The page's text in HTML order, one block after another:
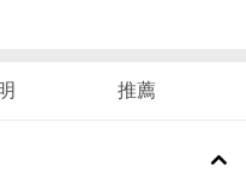
推薦